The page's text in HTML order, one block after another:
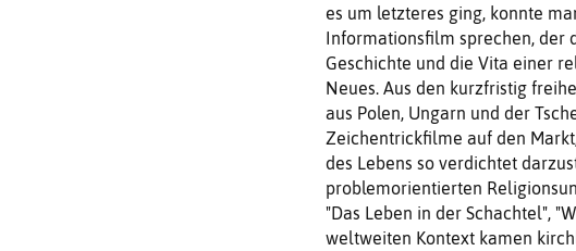
es um letzteres ging, konnte
Informationsfilm sprechen, der
Ge­schichte und die Vita einer
Neues. Aus den kurzfristig
aus Polen, Ungarn und der
Zeichentrickfilme auf den
des Lebens so verdichtet
proble­morientierten
"Das Leben in der Schachtel",
weltweiten Kontext kamen